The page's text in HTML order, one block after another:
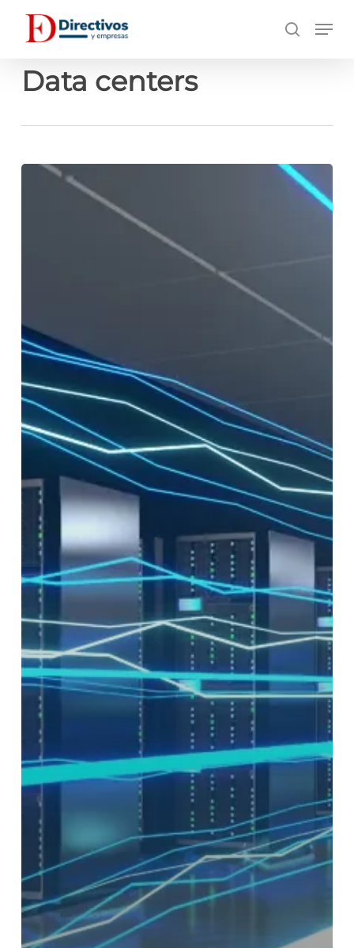
principal
búsqueda
Data centers